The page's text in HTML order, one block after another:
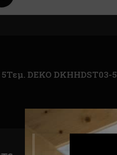
DEKO DKHHDST03-5